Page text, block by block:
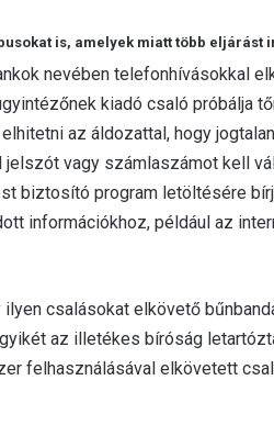
is, amelyek miatt több eljárást
nevében telefonhívásokkal
kiadó csaló próbálja
az áldozattal, hogy
vagy számlaszámot kell
biztosító program letöltésére
információkhoz, például az
csalásokat elkövető
az illetékes bíróság
felhasználásával elkövetett